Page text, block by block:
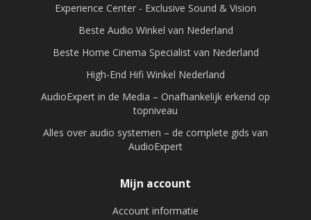
Experience Center - Exclusive Sound & Vision
Beste Audio Winkel van Nederland
Beste Home Cinema Specialist van Nederland
High-End Hifi Winkel Nederland
AudioExpert in de Media – Onafhankelijk erkend op
topniveau
Alles over audio systemen – de complete gids van
AudioExpert
Mijn account
Account informatie